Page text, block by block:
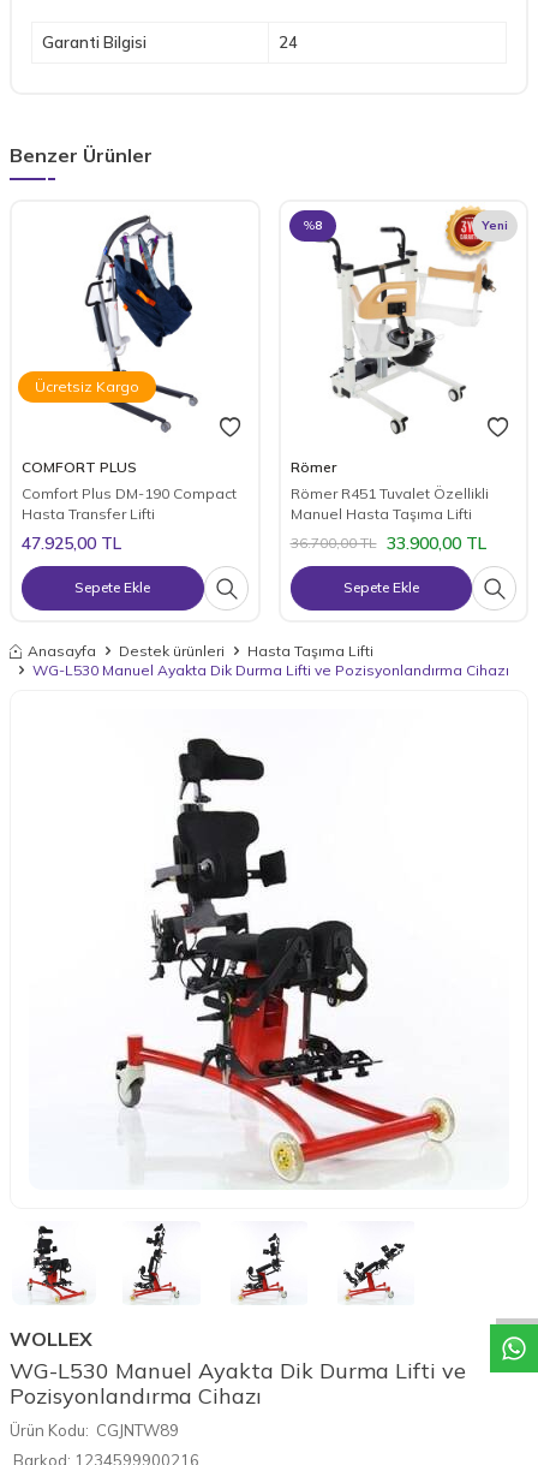
Garanti Bilgisi 24
Benzer Ürünler
Ücretsiz Kargo
COMFORT PLUS
Comfort Plus DM-190 Compact
Hasta Transfer Lifti
47.925,00 TL
Sepete Ekle
%8 Yeni
Römer
Römer R451 Tuvalet Özellikli
Manuel Hasta Taşıma Lifti
36.700,00TL 33.900,00TL
Sepete Ekle
Anasayfa Destek ürünleri
Hasta Taşıma Lifti
WG-L530 Manuel Ayakta Dik Durma Lifti ve Pozisyonlandırma Cihazı
WOLLEX
WG-L530 Manuel Ayakta Dik Durma Lifti ve
Pozisyonlandırma Cihazı
Ürün Kodu: CGJNTW89
Barkod: 1234599900216